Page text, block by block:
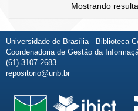
Mostrando
Universidade de Brasília - Biblioteca
Coordenadoria de Gestão da
(61) 3107-2683
repositorio@unb.br